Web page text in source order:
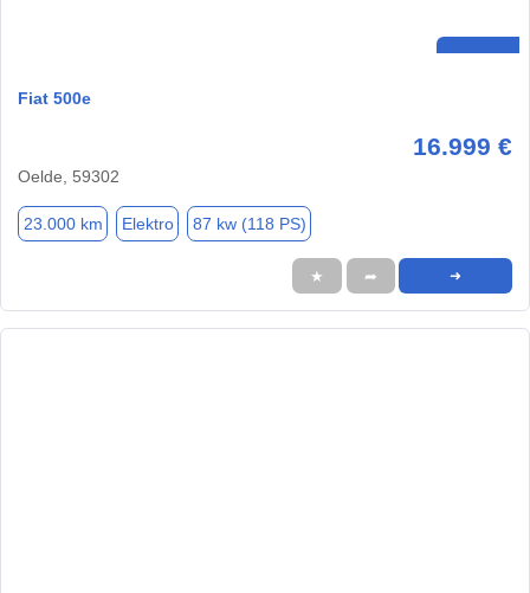
Fiat 500e
16.999 €
Oelde, 59302
23.000 km Elektro 87 kw (118 PS)
★ ➦ ➜